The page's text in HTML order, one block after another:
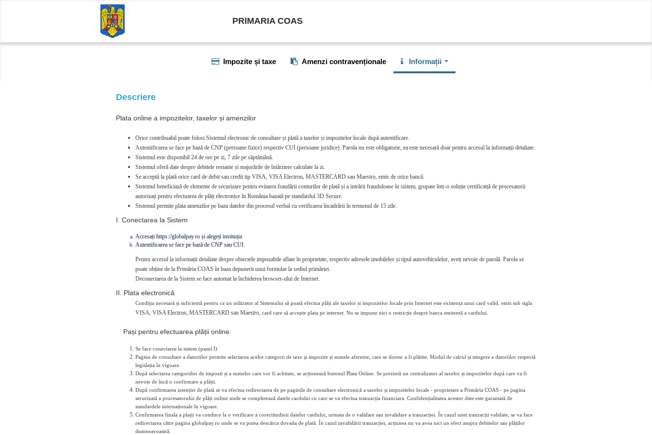
PRIMARIA COAS
Impozite și taxe Amenzi contravenționale Informații
Descriere
Plata online a impozitelor, taxelor și amenzilor
Orice contribuabil poate folosi Sistemul electronic de consultare și plată a taxelor și impozitelor locale după autentificare.
Autentificarea se face pe bază de CNP (persoane fizice) respectiv CUI (persoane juridice). Parola nu este obligatorie, ea este necesară doar pentru accesul la informații detaliate.
Sistemul este disponibil 24 de ore pe zi, 7 zile pe săptămână.
Sistemul oferă date despre debitele restante și majorările de întârziere calculate la zi.
Se acceptă la plată orice card de debit sau credit tip VISA, VISA Electron, MASTERCARD sau Maestro, emis de orice bancă.
Sistemul beneficiază de elemente de securizare pentru evitarea fraudării conturilor de plată și a intrării frauduloase în sistem, grupate într-o soluție certificatță de procesatorii
autorizați pentru efectuarea de plăți electronice în România bazată pe standardul 3D Secure.
Sistemul permite plata amenzilor pe baza datelor din procesul verbal cu verificarea încadrării în termenul de 15 zile.
I. Conectarea la Sistem
Accesați https://globalpay.ro și alegeți instituția
Autentificarea se face pe bază de CNP sau CUI.
Pentru accesul la informații detaliate despre obiectele impozabile aflate în proprietate, respectiv adresele imobilelor și tipul autovehiculelor, aveți nevoie de parolă. Parola se
poate obține de la Primăria COAS în baza depunerii unui formular la sediul primăriei.
Deconectarea de la Sistem se face automat la închiderea browser-ului de Internet.
II. Plata electronică
Condiția necesară și suficientă pentru ca un utilizator al Sistemului să poată efectua plăți ale taxelor și impozitelor locale prin Internet este existența unui card valid, emis sub sigla
VISA, VISA Electron, MASTERCARD sau Maestro, card care să accepte plata pe internet. Nu se impune nici o restricție despre banca emitentă a cardului.
Pași pentru efectuarea plății online:
Se face conectarea la sistem (pasul I)
Pagina de consultare a datoriilor permite selectarea acelor categorii de taxe și impozite și sumele aferente, care se doresc a fi plătite. Modul de calcul și stingere a datoriilor respectă
legislația în vigoare.
După selectarea categoriilor de impozit și a sumelor care vor fi achitate, se acționează butonul Plata Online. Se prezintă un centralizator al taxelor și impozitelor după care va fi
nevoie de încă o confirmare a plății.
După confirmarea intenției de plată se va efectua redirectarea de pe paginile de consultare electronică a taxelor și impozitelor locale - proprietare a Primăria COAS - pe pagina
securizată a procesatorului de plăți online unde se completează datele cardului cu care se va efectua tranzacția financiara. Confidențialitatea acestor date este garantată de
standardele internaționale în vigoare.
Confirmarea finala a plații va conduce la o verificare a corectitudinii datelor cardului, urmata de o validare sau invalidare a tranzacției. În cazul unei tranzacții validate, se va face
redirectarea către pagina globalpay.ro unde se va putea descărca dovada de plată. În cazul invalidării tranzacției, acțiunea nu va avea nici un efect asupra debitelor sau plăților
dumneavoastră.